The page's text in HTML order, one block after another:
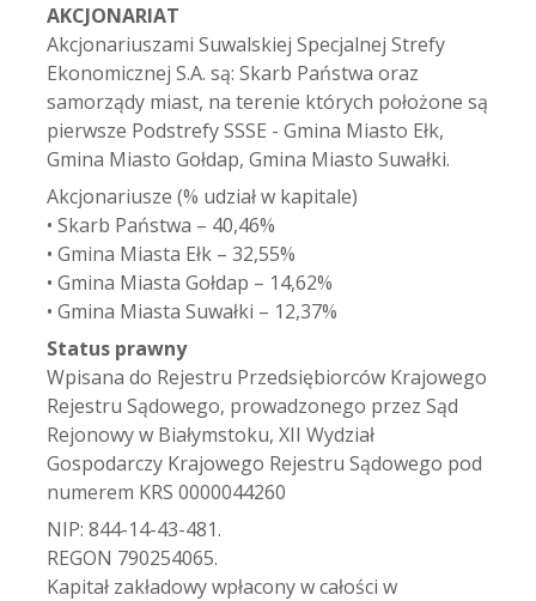
AKCJONARIAT
Akcjonariuszami Suwalskiej Specjalnej Strefy
Ekonomicznej S.A. są: Skarb Państwa oraz
samorządy miast, na terenie których położone są
pierwsze Podstrefy SSSE - Gmina Miasto Ełk,
Gmina Miasto Gołdap, Gmina Miasto Suwałki.
Akcjonariusze (% udział w kapitale)
• Skarb Państwa – 40,46%
• Gmina Miasta Ełk – 32,55%
• Gmina Miasta Gołdap – 14,62%
• Gmina Miasta Suwałki – 12,37%
Status prawny
Wpisana do Rejestru Przedsiębiorców Krajowego
Rejestru Sądowego, prowadzonego przez Sąd
Rejonowy w Białymstoku, XII Wydział
Gospodarczy Krajowego Rejestru Sądowego pod
numerem KRS 0000044260
NIP: 844-14-43-481.
REGON 790254065.
Kapitał zakładowy wpłacony w całości w